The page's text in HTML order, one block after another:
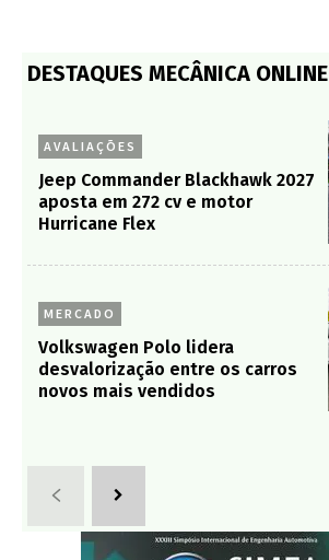
DESTAQUES MECÂNICA ONLINE
AVALIAÇÕES
Jeep Commander Blackhawk 2027
aposta em 272 cv e motor
Hurricane Flex
MERCADO
Volkswagen Polo lidera
desvalorização entre os carros
novos mais vendidos